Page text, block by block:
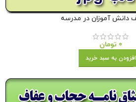
دانش آموزان در مدرسه
0 تومان
افزودن به سبد خرید